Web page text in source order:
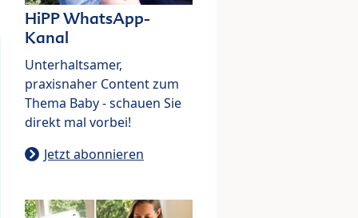
HiPP WhatsApp-
Kanal
Unterhaltsamer,
praxisnaher Content zum
Thema Baby - schauen Sie
direkt mal vorbei!
Jetzt abonnieren